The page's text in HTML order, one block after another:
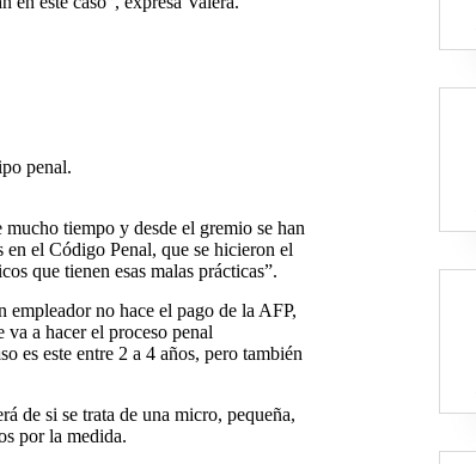
penal.
tiempo y desde el gremio se han
el Código Penal, que se hicieron el
que tienen esas malas prácticas”.
no hace el pago de la AFP,
a hacer el proceso penal
es este entre 2 a 4 años, pero también
de si se trata de una micro, pequeña,
por la medida.